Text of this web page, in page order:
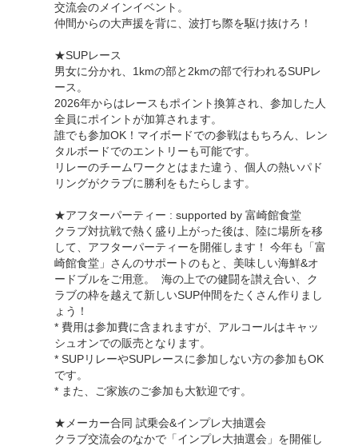
交流会のメインイベント。
仲間からの大声援を背に、波打ち際を駆け抜けろ！
★SUPレース
男女に分かれ、1kmの部と2kmの部で行われるSUPレ
ース。
2026年からはレースもポイント換算され、参加した人
全員にポイントが加算されます。
誰でも参加OK！マイボードでの参戦はもちろん、レン
タルボードでのエントリーも可能です。
リレーのチームワークとはまた違う、個人の熱いパド
リングがクラブに勝利をもたらします。
★アフターパーティー : supported by 富崎館食堂
クラブ対抗戦で熱く盛り上がった後は、陸に場所を移
して、アフターパーティーを開催します！ 今年も「富
崎館食堂」さんのサポートのもと、美味しい海鮮&オ
ードブルをご用意。 海の上での健闘を讃え合い、ク
ラブの枠を越えて新しいSUP仲間をたくさん作りまし
ょう！
* 費用は参加費に含まれますが、アルコールはキャッ
シュオンでの販売となります。
* SUPリレーやSUPレースに参加しない方の参加もOK
です。
* また、ご家族のご参加も大歓迎です。
★メーカー合同 試乗会&インプレ大抽選会
クラブ交流会のなかで「インプレ大抽選会」を開催し